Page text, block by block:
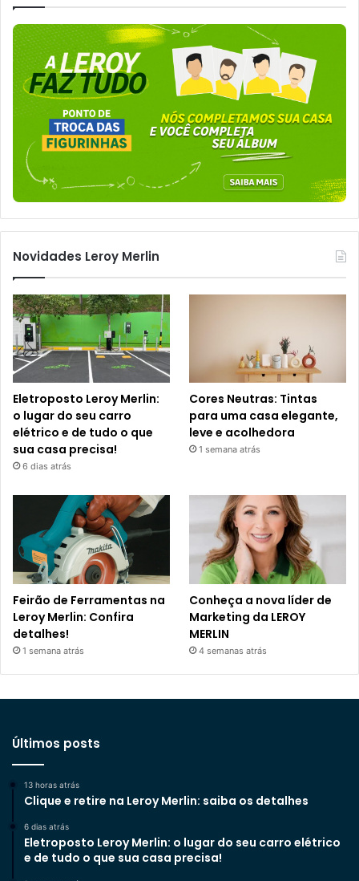
Novidades Leroy Merlin
Eletroposto Leroy Merlin:
o lugar do seu carro
elétrico e de tudo o que
sua casa precisa!
6 dias atrás
Cores Neutras: Tintas
para uma casa elegante,
leve e acolhedora
1 semana atrás
Feirão de Ferramentas na
Leroy Merlin: Confira
detalhes!
1 semana atrás
Conheça a nova líder de
Marketing da LEROY
MERLIN
4 semanas atrás
Últimos posts
13 horas atrás
Clique e retire na Leroy Merlin: saiba os detalhes
6 dias atrás
Eletroposto Leroy Merlin: o lugar do seu carro elétrico
e de tudo o que sua casa precisa!